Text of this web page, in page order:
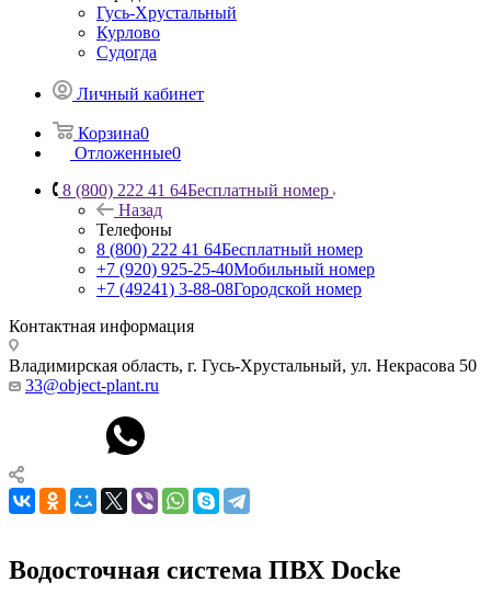
Гусь-Хрустальный
Курлово
Судогда
Личный кабинет
Корзина0
Отложенные0
8 (800) 222 41 64Бесплатный номер
Назад
Телефоны
8 (800) 222 41 64Бесплатный номер
+7 (920) 925-25-40Мобильный номер
+7 (49241) 3-88-08Городской номер
Контактная информация
Владимирская область, г. Гусь-Хрустальный, ул. Некрасова 50
33@object-plant.ru
Водосточная система ПВХ Docke